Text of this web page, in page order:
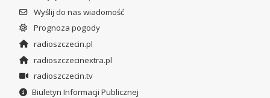
Wyślij do nas wiadomość
Prognoza pogody
radioszczecin.pl
radioszczecinextra.pl
radioszczecin.tv
Biuletyn Informacji Publicznej